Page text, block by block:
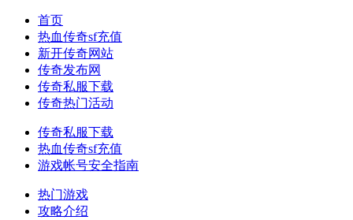
首页
热血传奇sf充值
新开传奇网站
传奇发布网
传奇私服下载
传奇热门活动
传奇私服下载
热血传奇sf充值
游戏帐号安全指南
热门游戏
攻略介绍